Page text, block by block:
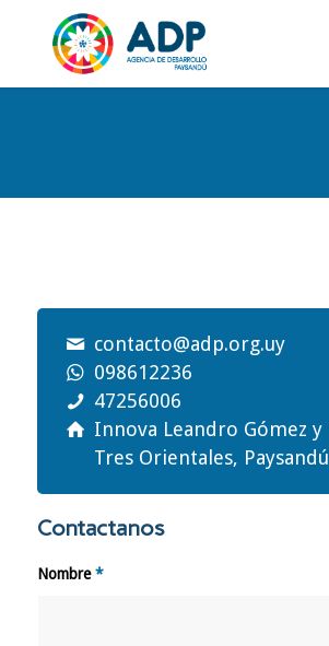
contacto@adp.org.uy
098612236
47256006
Innova Leandro Gómez
Tres Orientales,
Contactanos
Nombre*